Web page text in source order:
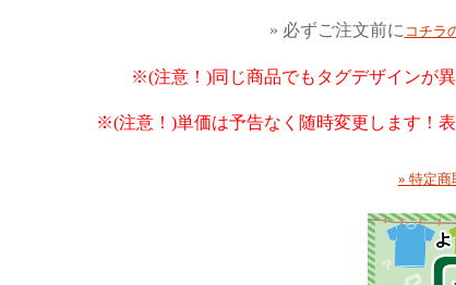
» 必ずご注文前に コチラ
※(注意！)同じ商品でもタグデザインが
※(注意！)単価は予告なく随時変更します！表
» 特定商